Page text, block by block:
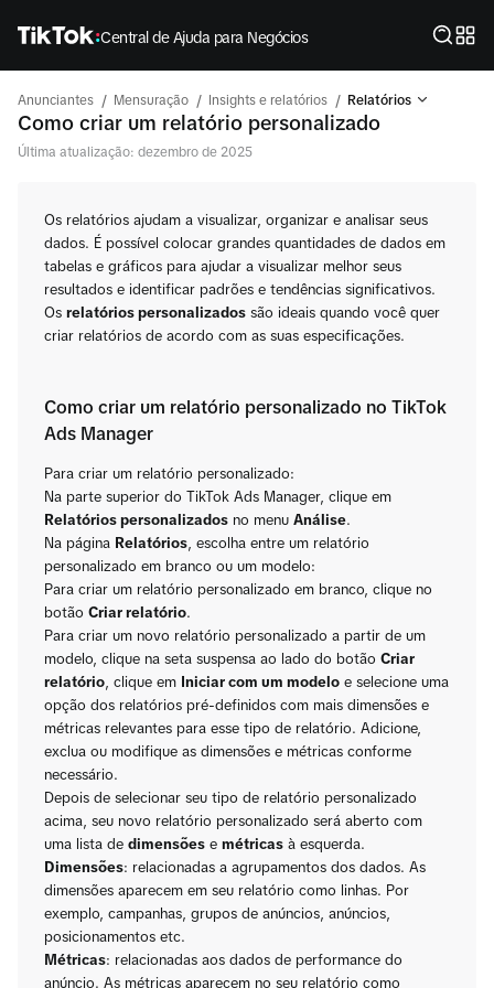
Central de Ajuda para Negócios
Anunciantes / Mensuração / Insights e relatórios / Relatórios
Como criar um relatório personalizado
Última atualização: dezembro de 2025
Os relatórios ajudam a visualizar, organizar e analisar seus
dados. É possível colocar grandes quantidades de dados em
tabelas e gráficos para ajudar a visualizar melhor seus
resultados e identificar padrões e tendências significativos.
Os relatórios personalizados são ideais quando você quer
criar relatórios de acordo com as suas especificações.
Como criar um relatório personalizado no TikTok
Ads Manager
Para criar um relatório personalizado:
Na parte superior do TikTok Ads Manager, clique em
Relatórios personalizados no menu Análise.
Na página Relatórios, escolha entre um relatório
personalizado em branco ou um modelo:
Para criar um relatório personalizado em branco, clique no
botão Criar relatório.
Para criar um novo relatório personalizado a partir de um
modelo, clique na seta suspensa ao lado do botão Criar
relatório, clique em Iniciar com um modelo e selecione uma
opção dos relatórios pré-definidos com mais dimensões e
métricas relevantes para esse tipo de relatório. Adicione,
exclua ou modifique as dimensões e métricas conforme
necessário.
Depois de selecionar seu tipo de relatório personalizado
acima, seu novo relatório personalizado será aberto com
uma lista de dimensões e métricas à esquerda.
Dimensões: relacionadas a agrupamentos dos dados. As
dimensões aparecem em seu relatório como linhas. Por
exemplo, campanhas, grupos de anúncios, anúncios,
posicionamentos etc.
Métricas: relacionadas aos dados de performance do
anúncio. As métricas aparecem no seu relatório como